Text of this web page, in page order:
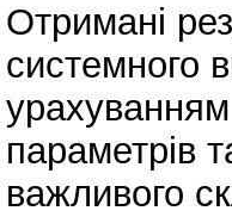
Отримані
системного
урахуванням
параметрів
важливого